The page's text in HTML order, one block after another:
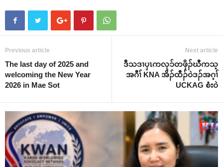
Previous article
The last day of 2025 and
welcoming the New Year
2026 in Mae Sot
Next article
ဒီသဒၢပှၤကလုၥ်တဖှိၣ်ဃီကသ့
အဂီၢ် KNA အိၣ်ထီၣ်ဝဲဒၣ်အဂ့ၢ်
UCKAG စံးဝဲ